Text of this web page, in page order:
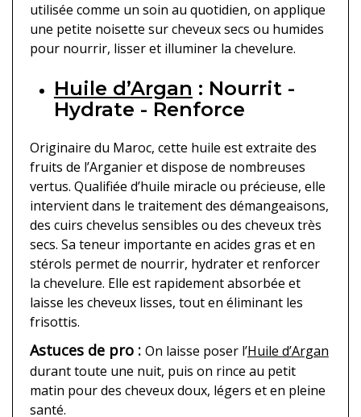
utilisée comme un soin au quotidien, on applique
une petite noisette sur cheveux secs ou humides
pour nourrir, lisser et illuminer la chevelure.
Huile d’Argan : Nourrit -
Hydrate - Renforce
Originaire du Maroc, cette huile est extraite des
fruits de l’Arganier et dispose de nombreuses
vertus. Qualifiée d’huile miracle ou précieuse, elle
intervient dans le traitement des démangeaisons,
des cuirs chevelus sensibles ou des cheveux très
secs. Sa teneur importante en acides gras et en
stérols permet de nourrir, hydrater et renforcer
la chevelure. Elle est rapidement absorbée et
laisse les cheveux lisses, tout en éliminant les
frisottis.
Astuces de pro : On laisse poser l’Huile d’Argan
durant toute une nuit, puis on rince au petit
matin pour des cheveux doux, légers et en pleine
santé.